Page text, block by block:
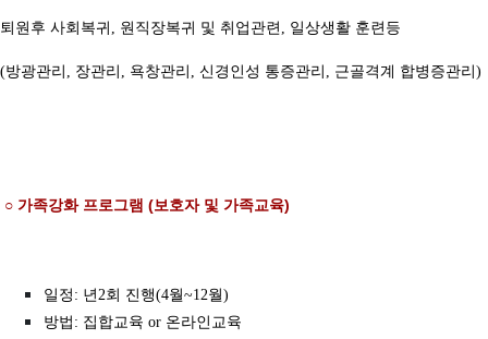
퇴원후 사회복귀, 원직장복귀 및 취업관련, 일상생활 훈련등
(방광관리, 장관리, 욕창관리, 신경인성 통증관리, 근골격계 합병증관리)
○ 가족강화 프로그램 (보호자 및 가족교육)
일정: 년2회 진행(4월~12월)
방법: 집합교육 or 온라인교육